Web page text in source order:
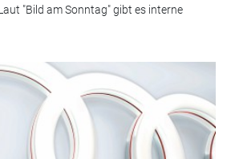
"Bild am Sonntag" gibt es interne